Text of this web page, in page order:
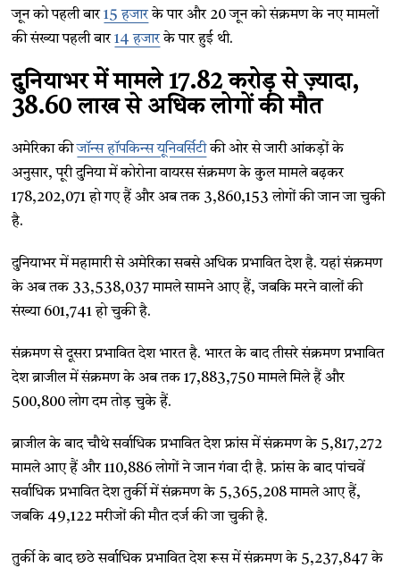
जून को पहली बार15 हजारके पार और 20 जून को संक्रमण के नए मामलों
की संख्या पहली बार14 हजारके पार हुई थी.
दुनियाभर में मामले 17.82 करोड़ से ज़्यादा,
38.60 लाख से अधिक लोगों की मौत
अमेरिका कीजॉन्स हॉपकिन्स यूनिवर्सिटीकी ओर से जारी आंकड़ों के
अनुसार, पूरी दुनिया में कोरोना वायरस संक्रमण के कुल मामले बढ़कर
178,202,071 हो गए हैं और अब तक 3,860,153 लोगों की जान जा चुकी
है.
दुनियाभर में महामारी से अमेरिका सबसे अधिक प्रभावित देश है. यहां संक्रमण
के अब तक 33,538,037 मामले सामने आए हैं, जबकि मरने वालों की
संख्या 601,741 हो चुकी है.
संक्रमण से दूसरा प्रभावित देश भारत है. भारत के बाद तीसरे संक्रमण प्रभावित
देश ब्राजील में संक्रमण के अब तक 17,883,750 मामले मिले हैं और
500,800 लोग दम तोड़ चुके हैं.
ब्राजील के बाद चौथे सर्वाधिक प्रभावित देश फ्रांस में संक्रमण के 5,817,272
मामले आए हैं और 110,886 लोगों ने जान गंवा दी है. फ्रांस के बाद पांचवें
सर्वाधिक प्रभावित देश तुर्की में संक्रमण के 5,365,208 मामले आए हैं,
जबकि 49,122 मरीजों की मौत दर्ज की जा चुकी है.
तुर्की के बाद छठे सर्वाधिक प्रभावित देश रूस में संक्रमण के 5,237,847 के